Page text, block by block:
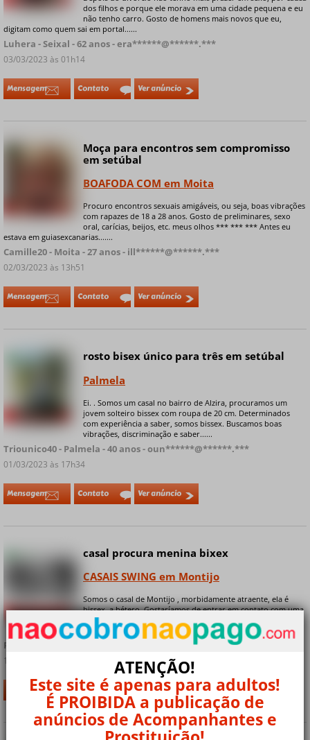
dos filhos e porque ele morava em uma cidade pequena e eu
não tenho carro. Gosto de homens mais novos que eu,
digitam como quem sai em portal......
Luhera - Seixal - 62 anos - era******@******.***
03/03/2023 às 01h14
Mensagem Contato Ver anúncio
Online
Moça para encontros sem compromisso
em setúbal
BOAFODA COM em Moita
Procuro encontros sexuais amigáveis, ou seja, boas vibrações
com rapazes de 18 a 28 anos. Gosto de preliminares, sexo
oral, carícias, beijos, etc. meus olhos *** *** *** Antes eu
estava em guiasexcanarias.......
Camille20 - Moita - 27 anos - ill******@******.***
02/03/2023 às 13h51
Mensagem Contato Ver anúncio
+ 9 fotos privadas
rosto bisex único para três em setúbal
Palmela
Ei. . Somos um casal no bairro de Alzira, procuramos um
jovem solteiro bissex com roupa de 20 cm. Determinados
com experiência a saber, somos bissex. Buscamos boas
vibrações, discriminação e saber......
Triounico40 - Palmela - 40 anos - oun******@******.***
01/03/2023 às 17h34
Mensagem Contato Ver anúncio
+ 7 fotos privadas
casal procura menina bixex
CASAIS SWING em Montijo
Somos o casal de Montijo , morbidamente atraente, ela é
bissex, a hétero. Gostaríamos de entrar em contato com uma
mulher bissex com mais de 25 anos de idade. A gente
conversa, a gente sai, a gente......
Parejabisex36 - Montijo - 36 anos - eja******@******.***
16/02/2023 às 09h37
Mensagem Contato Ver anúncio
ATENÇÃO!
Este site é apenas para adultos!
É PROIBIDA a publicação de
anúncios de Acompanhantes e